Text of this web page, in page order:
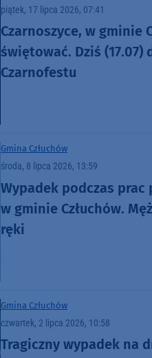
piątek, 17 lipca 2026, 07:41
Czarnoszyce, w gminie
świętować. Dziś (17.07)
Czarnofestu
Gmina Człuchów
środa, 8 lipca 2026, 13:59
Wypadek podczas prac
w gminie Człuchów.
ręki
Gmina Człuchów
czwartek, 2 lipca 2026, 10:58
Tragiczny wypadek na